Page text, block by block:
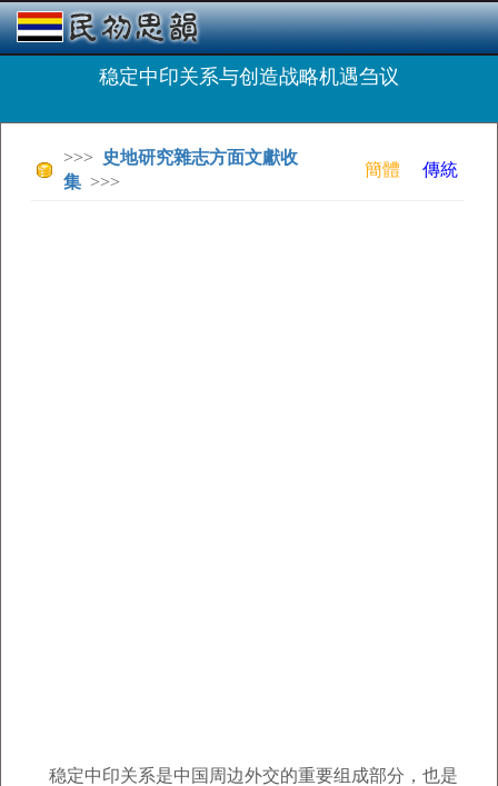
稳定中印关系与创造战略机遇刍议
>>>
史地研究雜志方面文獻收
集 >>>
簡體 傳統
稳定中印关系是中国周边外交的重要组成部分，也是